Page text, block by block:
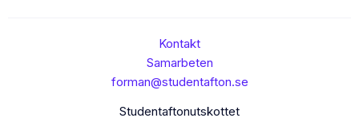
Kontakt
Samarbeten
forman@studentafton.se
Studentaftonutskottet